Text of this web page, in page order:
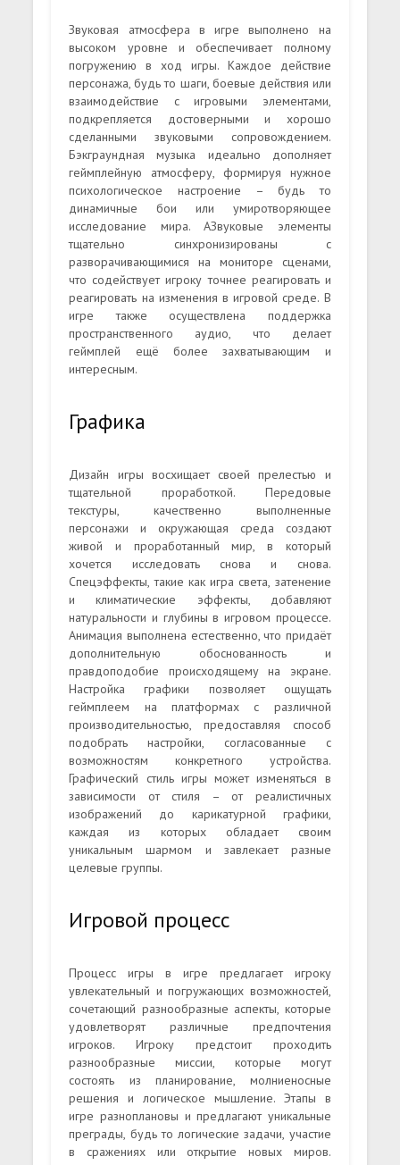
Звуковая атмосфера в игре выполнено на
высоком уровне и обеспечивает полному
погружению в ход игры. Каждое действие
персонажа, будь то шаги, боевые действия или
взаимодействие с игровыми элементами,
подкрепляется достоверными и хорошо
сделанными звуковыми сопровождением.
Бэкграундная музыка идеально дополняет
геймплейную атмосферу, формируя нужное
психологическое настроение – будь то
динамичные бои или умиротворяющее
исследование мира. АЗвуковые элементы
тщательно синхронизированы с
разворачивающимися на мониторе сценами,
что содействует игроку точнее реагировать и
реагировать на изменения в игровой среде. В
игре также осуществлена поддержка
пространственного аудио, что делает
геймплей ещё более захватывающим и
интересным.
Графика
Дизайн игры восхищает своей прелестью и
тщательной проработкой. Передовые
текстуры, качественно выполненные
персонажи и окружающая среда создают
живой и проработанный мир, в который
хочется исследовать снова и снова.
Спецэффекты, такие как игра света, затенение
и климатические эффекты, добавляют
натуральности и глубины в игровом процессе.
Анимация выполнена естественно, что придаёт
дополнительную обоснованность и
правдоподобие происходящему на экране.
Настройка графики позволяет ощущать
геймплеем на платформах с различной
производительностью, предоставляя способ
подобрать настройки, согласованные с
возможностям конкретного устройства.
Графический стиль игры может изменяться в
зависимости от стиля – от реалистичных
изображений до карикатурной графики,
каждая из которых обладает своим
уникальным шармом и завлекает разные
целевые группы.
Игровой процесс
Процесс игры в игре предлагает игроку
увлекательный и погружающих возможностей,
сочетающий разнообразные аспекты, которые
удовлетворят различные предпочтения
игроков. Игроку предстоит проходить
разнообразные миссии, которые могут
состоять из планирование, молниеносные
решения и логическое мышление. Этапы в
игре разноплановы и предлагают уникальные
преграды, будь то логические задачи, участие
в сражениях или открытие новых миров.